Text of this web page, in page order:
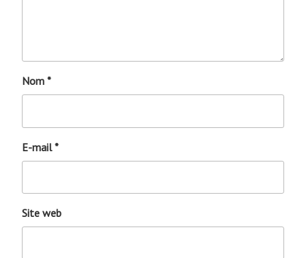
Nom *
E-mail*
Site web